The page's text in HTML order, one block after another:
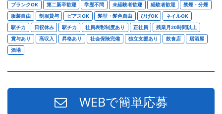
ブランクOK
第二新卒歓迎 学歴不問 未経験者歓迎 経験者歓迎
禁煙・分煙
服装自由
制服貸与 ピアスOK 髪型・髪色自由 ひげOK
ネイルOK
駅チカ
日祝休み 駅チカ 社員表彰制度あり 正社員
残業月20時間以上
賞与あり
高収入 昇格あり 社会保険完備 独立支援あり 飲食店
居酒屋
酒場
WEBで簡単応募